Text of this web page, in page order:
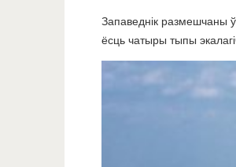
Запаведнік размешчаны
ёсць чатыры тыпы